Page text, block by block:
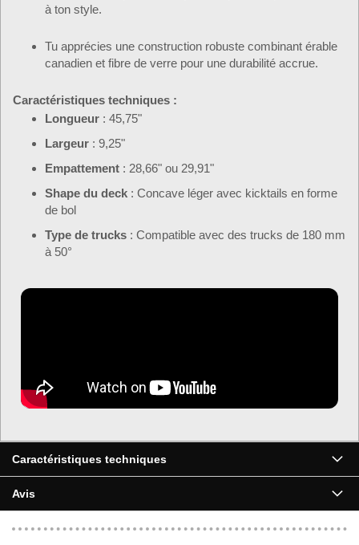
à ton style.
Tu apprécies une construction robuste combinant érable
canadien et fibre de verre pour une durabilité accrue.
Caractéristiques techniques :
Longueur : 45,75"
Largeur : 9,25"
Empattement : 28,66" ou 29,91"
Shape du deck : Concave léger avec kicktails en forme
de bol
Type de trucks : Compatible avec des trucks de 180 mm
à 50°
Caractéristiques techniques
Avis